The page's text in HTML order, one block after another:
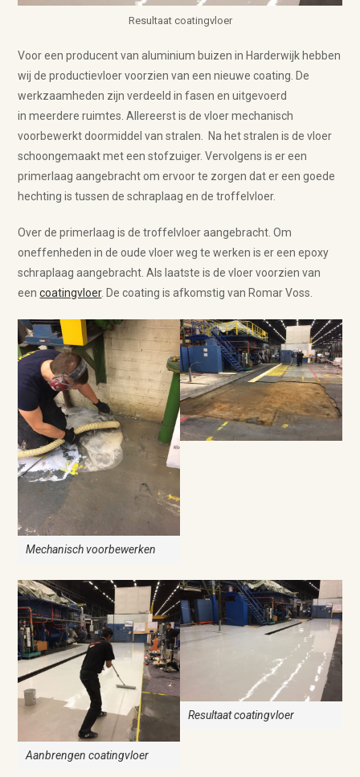
Resultaat coatingvloer
Voor een producent van aluminium buizen in Harderwijk hebben
wij de productievloer voorzien van een nieuwe coating. De
werkzaamheden zijn verdeeld in fasen en uitgevoerd
in meerdere ruimtes. Allereerst is de vloer mechanisch
voorbewerkt doormiddel van stralen. Na het stralen is de vloer
schoongemaakt met een stofzuiger. Vervolgens is er een
primerlaag aangebracht om ervoor te zorgen dat er een goede
hechting is tussen de schraplaag en de troffelvloer.
Over de primerlaag is de troffelvloer aangebracht. Om
oneffenheden in de oude vloer weg te werken is er een epoxy
schraplaag aangebracht. Als laatste is de vloer voorzien van
eencoatingvloer. De coating is afkomstig van Romar Voss.
Mechanisch voorbewerken
Aanbrengen coatingvloer
Resultaat coatingvloer